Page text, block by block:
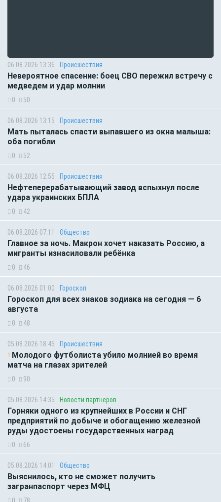
06.08.2026 13:36 Происшествия
Невероятное спасение: боец СВО пережил встречу с
медведем и удар молнии
0 50
06.08.2026 13:15 Происшествия
Мать пыталась спасти выпавшего из окна малыша:
оба погибли
0 52
06.08.2026 12:55 Происшествия
Нефтеперерабатывающий завод вспыхнул после
удара украинских БПЛА
0 42
06.08.2026 07:11 Общество
Главное за ночь. Макрон хочет наказать Россию, а
мигранты изнасиловали ребёнка
0 46
06.08.2026 01:00 Гороскоп
Гороскоп для всех знаков зодиака на сегодня — 6
августа
0 48
05.08.2026 18:45 Происшествия
Молодого футболиста убило молнией во время
матча на глазах зрителей
0 90
05.08.2026 14:35 Новости партнёров
Горняки одного из крупнейших в России и СНГ
предприятий по добыче и обогащению железной
руды удостоены государственных наград
0 66
05.08.2026 14:01 Общество
Выяснилось, кто не сможет получить
загранпаспорт через МФЦ
0 78